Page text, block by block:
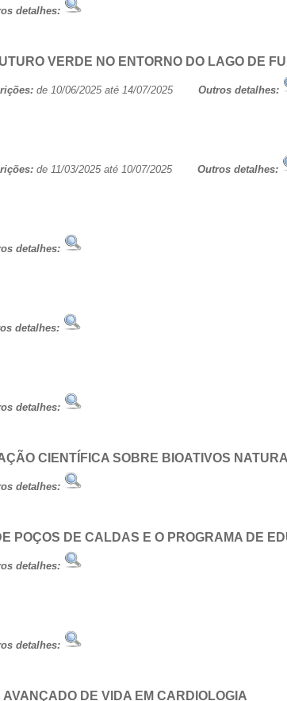
detalhes:
VERDE NO ENTORNO DO LAGO DE
de 10/06/2025 até 14/07/2025 Outros detalhes:
de 11/03/2025 até 10/07/2025 Outros detalhes:
detalhes:
detalhes:
detalhes:
CIENTÍFICA SOBRE BIOATIVOS
detalhes:
POÇOS DE CALDAS E O PROGRAMA DE
detalhes:
detalhes:
DE VIDA EM CARDIOLOGIA